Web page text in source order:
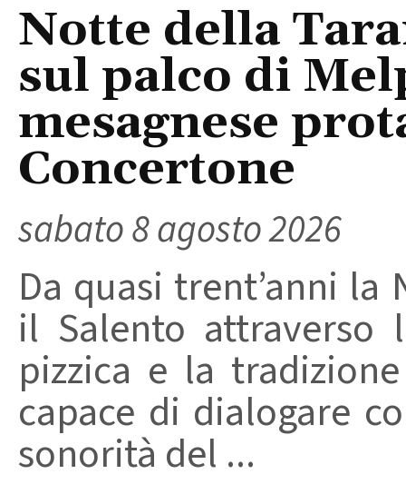
Notte della
sul palco di
mesagnese
Concertone
sabato 8 agosto 2026
Da quasi trent’anni
il Salento attraverso
pizzica e la
capace di dialogare
sonorità del ...